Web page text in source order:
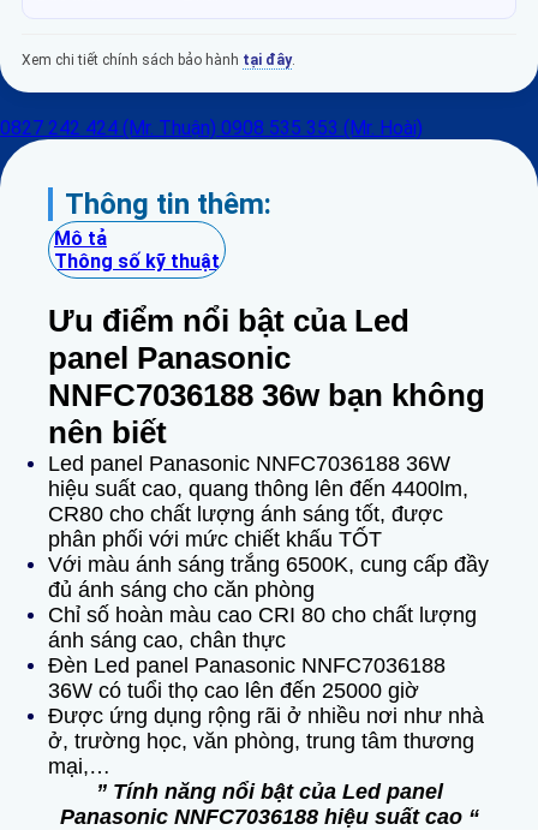
Xem chi tiết chính sách bảo hành tại đây.
0827 242 424 (Mr. Thuận) 0908 535 353 (Mr. Hoài)
Thông tin thêm:
Mô tả
Thông số kỹ thuật
Ưu điểm nổi bật của Led
panel Panasonic
NNFC7036188 36w bạn không
nên biết
Led panel Panasonic NNFC7036188 36W
hiệu suất cao, quang thông lên đến 4400lm,
CR80 cho chất lượng ánh sáng tốt, được
phân phối với mức chiết khấu TỐT
Với màu ánh sáng trắng 6500K, cung cấp đầy
đủ ánh sáng cho căn phòng
Chỉ số hoàn màu cao CRI 80 cho chất lượng
ánh sáng cao, chân thực
Đèn Led panel Panasonic NNFC7036188
36W có tuổi thọ cao lên đến 25000 giờ
Được ứng dụng rộng rãi ở nhiều nơi như nhà
ở, trường học, văn phòng, trung tâm thương
mại,…
” Tính năng nổi bật của Led panel
Panasonic NNFC7036188 hiệu suất cao “